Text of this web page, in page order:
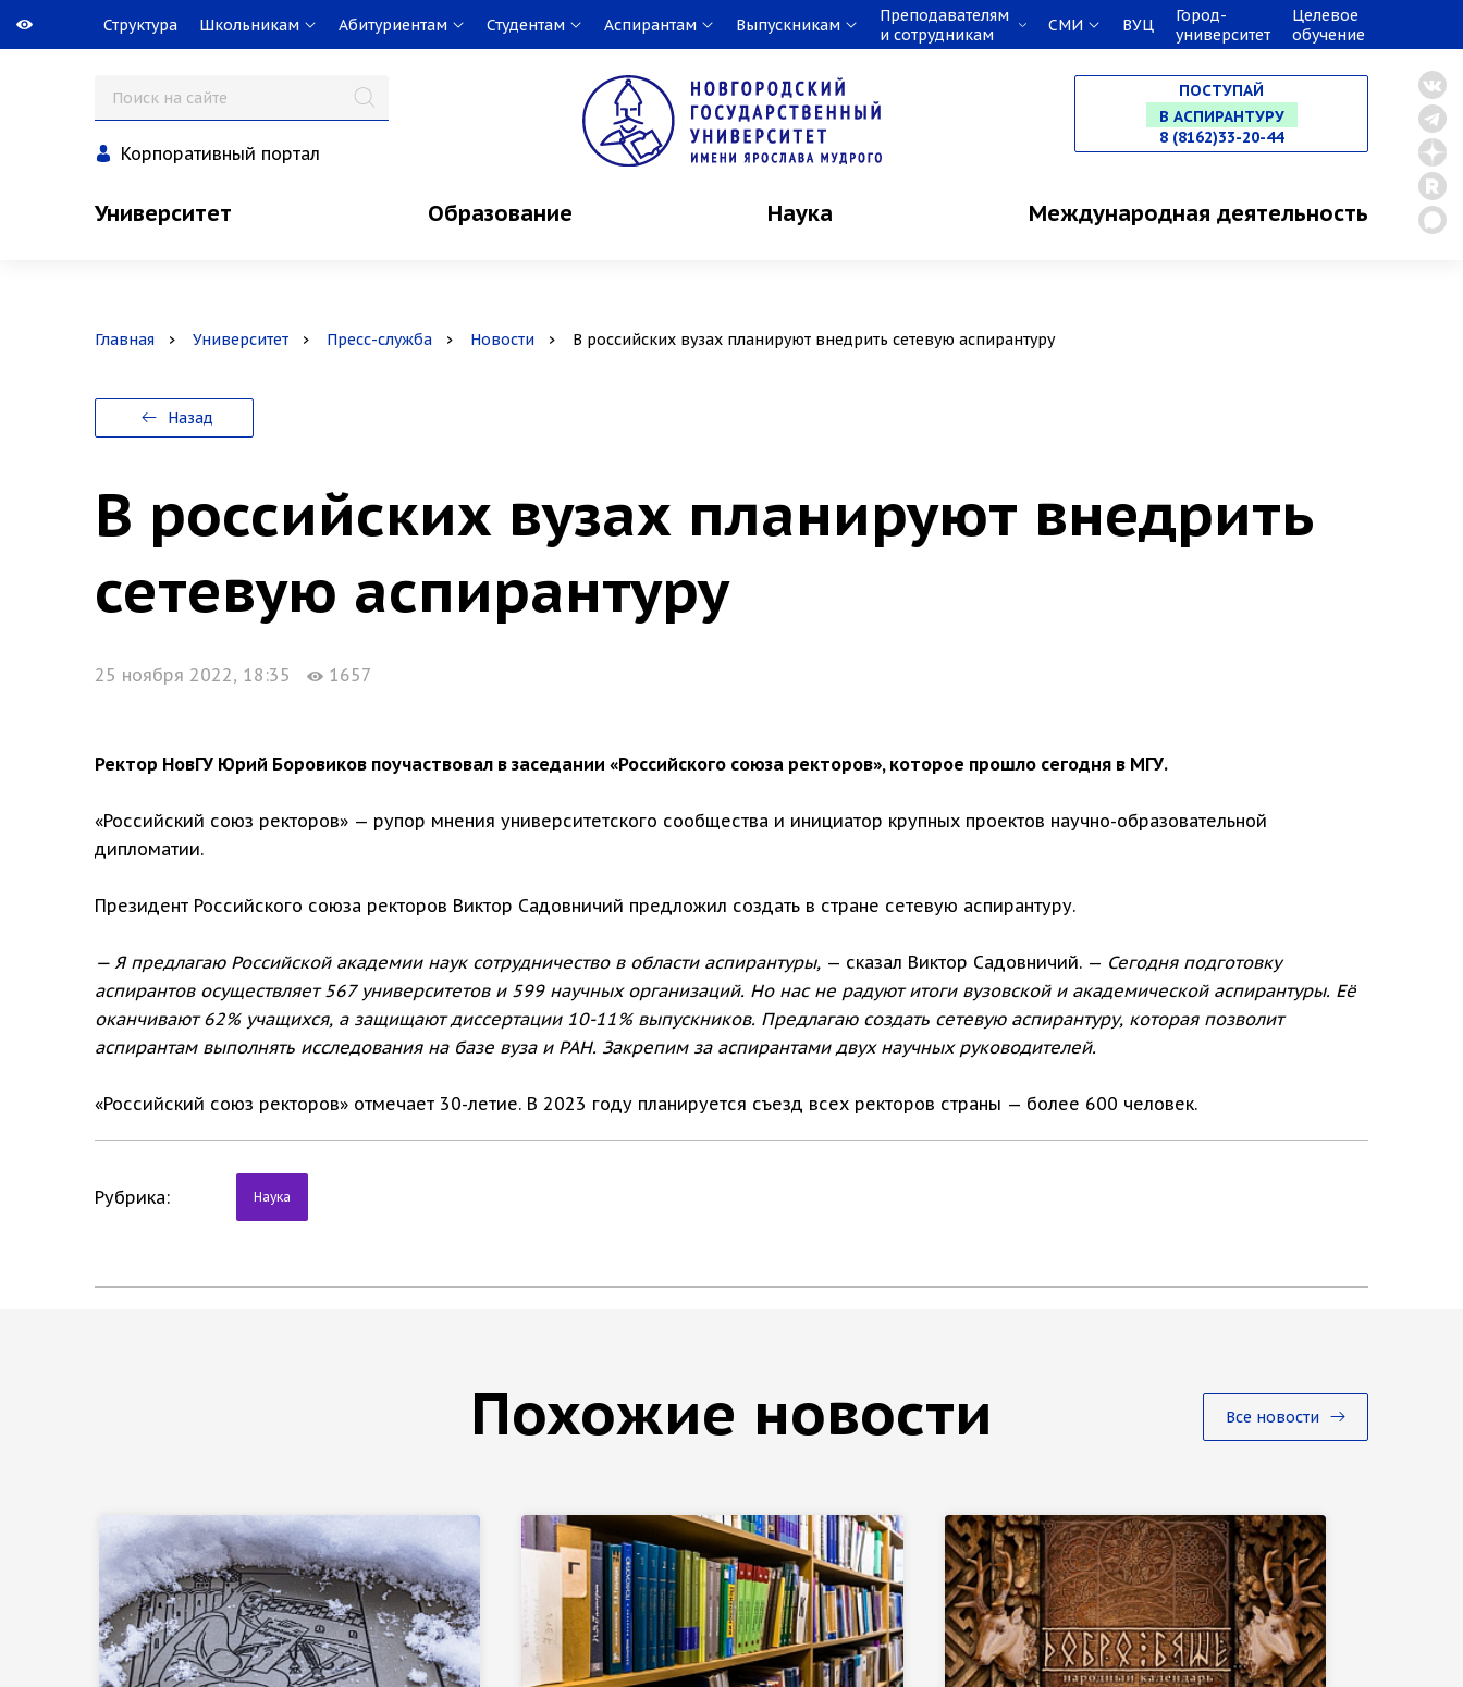
Структура Школьникам Абитуриентам Студентам Аспирантам Выпускникам
Преподавателям
и сотрудникам
СМИ ВУЦ
Город-
университет
Целевое
обучение
Корпоративный портал
ПОСТУПАЙ
В АСПИРАНТУРУ
8 (8162)33-20-44
Университет Образование Наука Международная деятельность
Главная Университет Пресс-служба Новости В российских вузах планируют внедрить сетевую аспирантуру
Назад
В российских вузах планируют внедрить
сетевую аспирантуру
25 ноября 2022, 18:35 1657
Ректор НовГУ Юрий Боровиков поучаствовал в заседании «Российского союза ректоров», которое прошло сегодня в МГУ.
«Российский союз ректоров» — рупор мнения университетского сообщества и инициатор крупных проектов научно-образовательной
дипломатии.
Президент Российского союза ректоров Виктор Садовничий предложил создать в стране сетевую аспирантуру.
— Я предлагаю Российской академии наук сотрудничество в области аспирантуры, — сказал Виктор Садовничий. — Сегодня подготовку
аспирантов осуществляет 567 университетов и 599 научных организаций. Но нас не радуют итоги вузовской и академической аспирантуры. Её
оканчивают 62% учащихся, а защищают диссертации 10-11% выпускников. Предлагаю создать сетевую аспирантуру, которая позволит
аспирантам выполнять исследования на базе вуза и РАН. Закрепим за аспирантами двух научных руководителей.
«Российский союз ректоров» отмечает 30-летие. В 2023 году планируется съезд всех ректоров страны — более 600 человек.
Рубрика: Наука
Похожие новости Все новости